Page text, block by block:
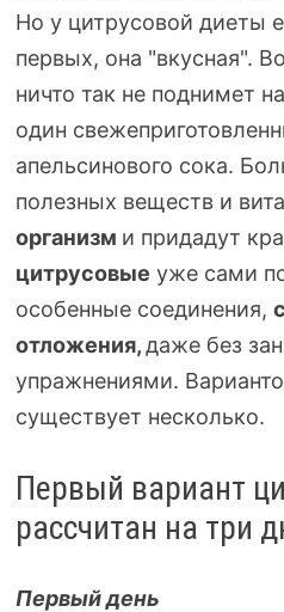
Но у цитрусовой диеты
первых, она "вкусная".
ничто так не поднимет
один
апельсинового сока.
полезных веществ и
организм и придадут
цитрусовые уже сами
особенные соединения,
отложения,даже без
упражнениями.
существует несколько.
Первый вариант
рассчитан на три
Первый день